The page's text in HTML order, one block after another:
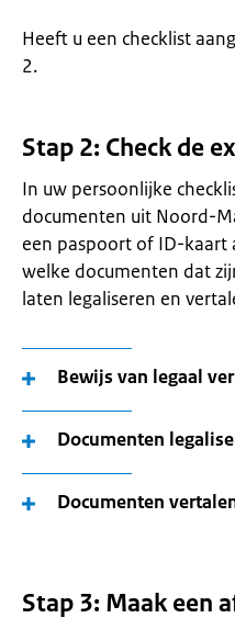
Heeft u een checklist
2.
Stap 2: Check de
In uw persoonlijke
documenten uit Noord-
een paspoort of ID-kaart
welke documenten dat
laten legaliseren en
Bewijs van legaal
Documenten
Documenten
Stap 3: Maak een